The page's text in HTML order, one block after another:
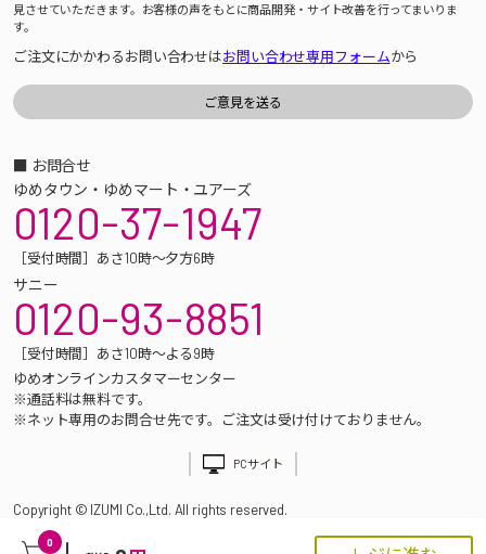
0
見させていただきます。お客様の声をもとに商品開発・サイト改善を行ってまいりま
す。
ご注文にかかわるお問い合わせはお問い合わせ専用フォームから
■ お問合せ
ゆめタウン・ゆめマート・ユアーズ
0120-37-1947
［受付時間］あさ10時～夕方6時
サニー
0120-93-8851
［受付時間］あさ10時～よる9時
ゆめオンラインカスタマーセンター
※通話料は無料です。
※ネット専用のお問合せ先です。ご注文は受け付けておりません。
PCサイト
Copyright © IZUMI Co.,Ltd. All rights reserved.